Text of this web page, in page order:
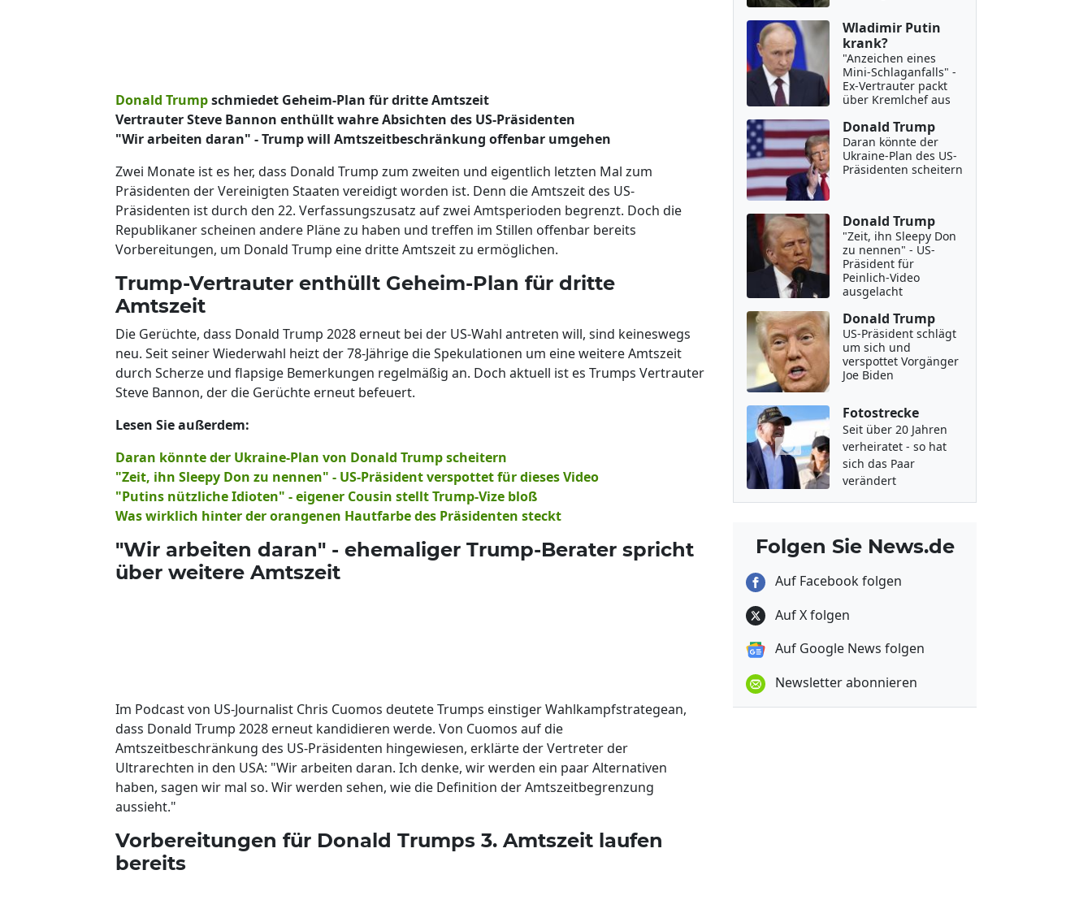
Donald Trumpschmiedet Geheim-Plan für dritte Amtszeit
Vertrauter Steve Bannon enthüllt wahre Absichten des US-Präsidenten
"Wir arbeiten daran" - Trump will Amtszeitbeschränkung offenbar umgehen
Zwei Monate ist es her, dass Donald Trump zum zweiten und eigentlich letzten Mal zum
Präsidenten der Vereinigten Staaten vereidigt worden ist. Denn die Amtszeit des US-
Präsidenten ist durch den 22. Verfassungszusatz auf zwei Amtsperioden begrenzt. Doch die
Republikaner scheinen andere Pläne zu haben und treffen im Stillen offenbar bereits
Vorbereitungen, um Donald Trump eine dritte Amtszeit zu ermöglichen.
Trump-Vertrauter enthüllt Geheim-Plan für dritte
Amtszeit
Die Gerüchte, dass Donald Trump 2028 erneut bei der US-Wahl antreten will, sind keineswegs
neu. Seit seiner Wiederwahl heizt der 78-Jährige die Spekulationen um eine weitere Amtszeit
durch Scherze und flapsige Bemerkungen regelmäßig an. Doch aktuell ist es Trumps Vertrauter
Steve Bannon, der die Gerüchte erneut befeuert.
Lesen Sie außerdem:
Daran könnte der Ukraine-Plan von Donald Trump scheitern
"Zeit, ihn Sleepy Don zu nennen" - US-Präsident verspottet für dieses Video
"Putins nützliche Idioten" - eigener Cousin stellt Trump-Vize bloß
Was wirklich hinter der orangenen Hautfarbe des Präsidenten steckt
"Wir arbeiten daran" - ehemaliger Trump-Berater spricht
über weitere Amtszeit
Im Podcast von US-Journalist Chris Cuomos deutete Trumps einstiger Wahlkampfstrategean,
dass Donald Trump 2028 erneut kandidieren werde. Von Cuomos auf die
Amtszeitbeschränkung des US-Präsidenten hingewiesen, erklärte der Vertreter der
Ultrarechten in den USA: "Wir arbeiten daran. Ich denke, wir werden ein paar Alternativen
haben, sagen wir mal so. Wir werden sehen, wie die Definition der Amtszeitbegrenzung
aussieht."
Vorbereitungen für Donald Trumps 3. Amtszeit laufen
bereits
Wladimir Putin
krank?
"Anzeichen eines
Mini-Schlaganfalls" -
Ex-Vertrauter packt
über Kremlchef aus
Donald Trump
Daran könnte der
Ukraine-Plan des US-
Präsidenten scheitern
Donald Trump
"Zeit, ihn Sleepy Don
zu nennen" - US-
Präsident für
Peinlich-Video
ausgelacht
Donald Trump
US-Präsident schlägt
um sich und
verspottet Vorgänger
Joe Biden
Fotostrecke
Seit über 20 Jahren
verheiratet - so hat
sich das Paar
verändert
Folgen Sie News.de
Auf Facebook folgen
Auf X folgen
Auf Google News folgen
Newsletter abonnieren